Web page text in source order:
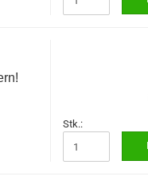
Stk.: